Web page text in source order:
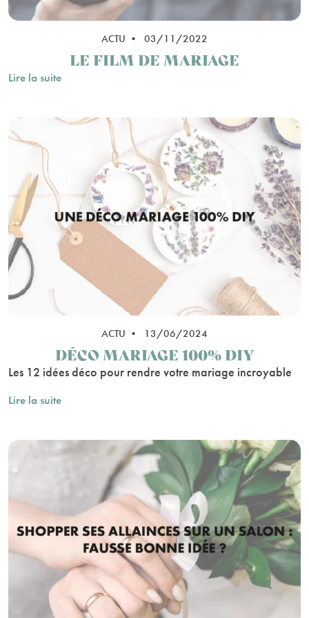
ACTU • 03/11/2022
LE FILM DE MARIAGE
Lire la suite
ACTU • 13/06/2024
DÉCO MARIAGE 100% DIY
Les 12 idées déco pour rendre votre mariage incroyable
Lire la suite